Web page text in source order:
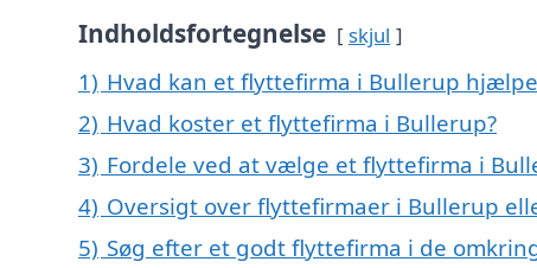
Indholdsfortegnelse skjul
1) Hvad kan et flyttefirma i Bullerup
2) Hvad koster et flyttefirma i Bullerup?
3) Fordele ved at vælge et flyttefirma i
4) Oversigt over flyttefirmaer i Bullerup
5) Søg efter et godt flyttefirma i de